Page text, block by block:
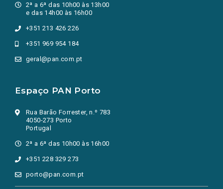
2ª a 6ª das 10h00 às 13h00
e das 14h00 às 16h00
+351 213 426 226
+351 969 954 184
geral@pan.com.pt
Espaço PAN Porto
Rua Barão Forrester, n.º 783
4050-273 Porto
Portugal
2ª a 6ª das 10h00 às 16h00
+351 228 329 273
porto@pan.com.pt